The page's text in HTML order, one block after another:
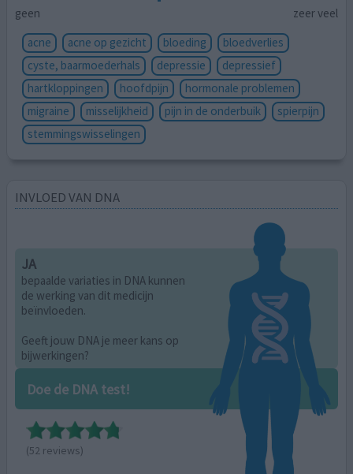
geen
zeer veel
acne
acne op gezicht bloeding
bloedverlies
cyste, baarmoederhals
depressie
depressief
hartkloppingen
hoofdpijn
hormonale problemen
migraine
misselijkheid pijn in de onderbuik
spierpijn
stemmingswisselingen
INVLOED VAN DNA
JA
bepaalde variaties in DNA kunnen
de werking van dit medicijn
beïnvloeden.
Geeft jouw DNA je meer kans op
bijwerkingen?
Doe de DNA test!
(52 reviews)